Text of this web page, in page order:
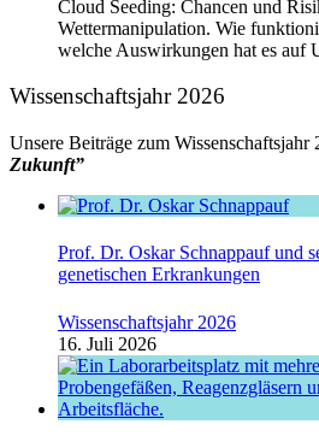
Cloud Seeding: Chancen und
Wettermanipulation. Wie
welche Auswirkungen hat es auf
Wissenschaftsjahr 2026
Unsere Beiträge zum Wissenschaftsjahr
Zukunft”
Prof. Dr. Oskar Schnappauf und
genetischen Erkrankungen
Wissenschaftsjahr 2026
16. Juli 2026